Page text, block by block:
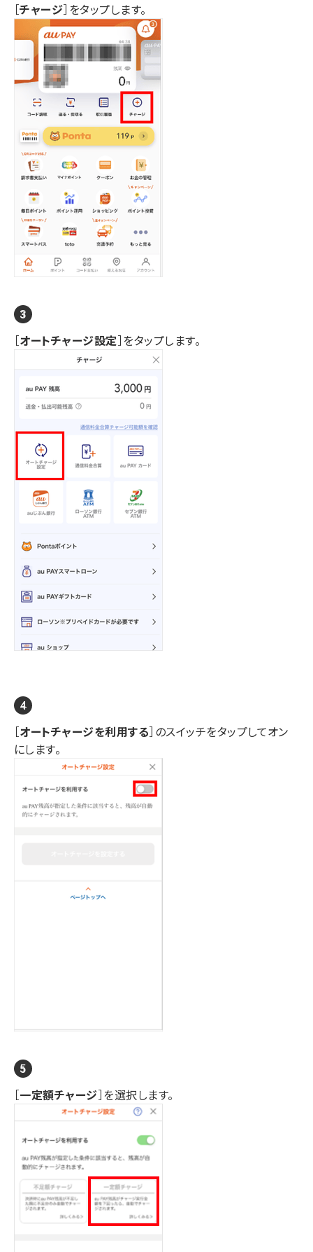
［チャージ］をタップします。
［オートチャージ設定］をタップします。
［オートチャージを利用する］のスイッチをタップしてオン
にします。
［一定額チャージ］を選択します。